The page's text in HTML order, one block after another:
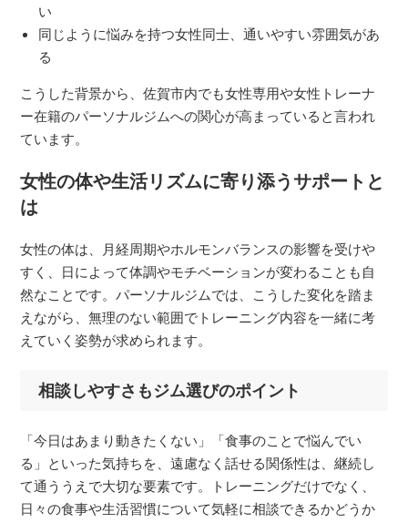
い
同じように悩みを持つ女性同士、通いやすい雰囲気があ
る
こうした背景から、佐賀市内でも女性専用や女性トレーナ
ー在籍のパーソナルジムへの関心が高まっていると言われ
ています。
女性の体や生活リズムに寄り添うサポートと
は
女性の体は、月経周期やホルモンバランスの影響を受けや
すく、日によって体調やモチベーションが変わることも自
然なことです。パーソナルジムでは、こうした変化を踏ま
えながら、無理のない範囲でトレーニング内容を一緒に考
えていく姿勢が求められます。
相談しやすさもジム選びのポイント
「今日はあまり動きたくない」「食事のことで悩んでい
る」といった気持ちを、遠慮なく話せる関係性は、継続し
て通ううえで大切な要素です。トレーニングだけでなく、
日々の食事や生活習慣について気軽に相談できるかどうか